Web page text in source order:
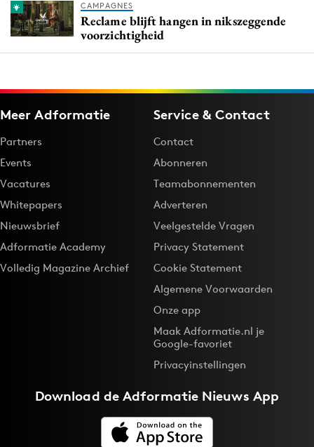
CAMPAGNES
Reclame blijft hangen in nikszeggende
voorzichtigheid
Meer Adformatie
Partners
Events
Vacatures
Whitepapers
Nieuwsbrief
Adformatie Academy
Volledig Magazine Archief
Service & Contact
Contact
Abonneren
Teamabonnementen
Adverteren
Veelgestelde Vragen
Privacy Statement
Cookie Statement
Algemene Voorwaarden
Onze app
Maak Adformatie.nl je
Google-favoriet
Privacyinstellingen
Download deAdformatie Nieuws App